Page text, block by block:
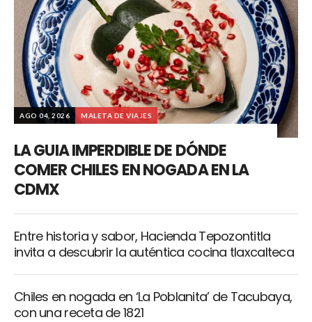
AGO 04, 2026 MALETA DE VIAJES
LA GUIA IMPERDIBLE DE DÓNDE
COMER CHILES EN NOGADA EN LA
CDMX
Entre historia y sabor, Hacienda Tepozontitla
invita a descubrir la auténtica cocina tlaxcalteca
Chiles en nogada en ‘La Poblanita’ de Tacubaya,
con una receta de 1821